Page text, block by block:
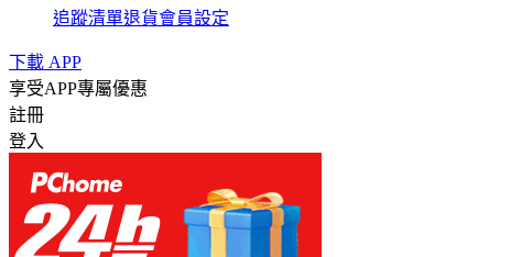
追蹤清單退貨會員設定
下載 APP
享受APP專屬優惠
註冊
登入